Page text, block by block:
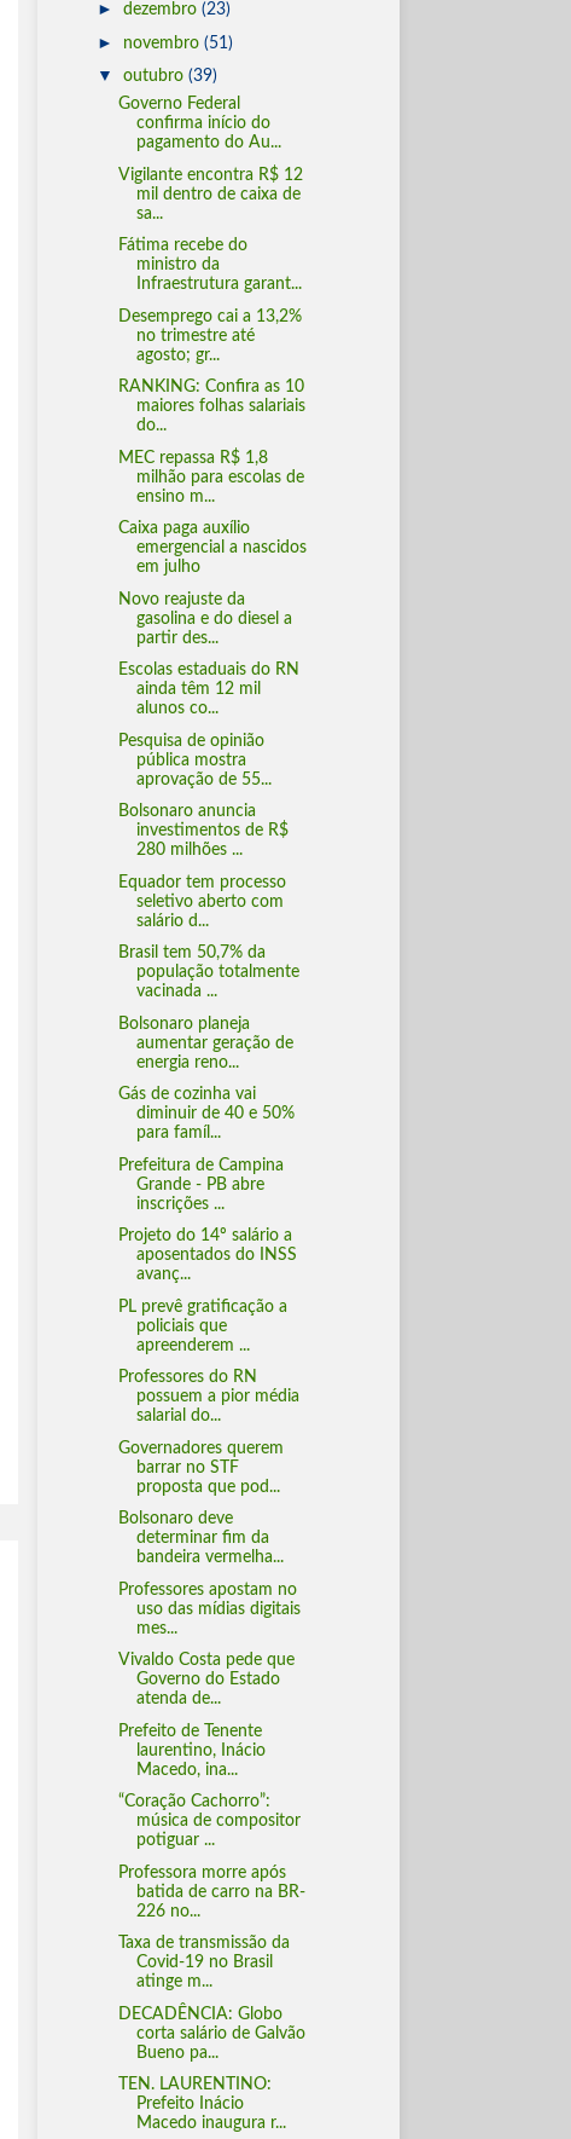
► dezembro (23)
► novembro (51)
▼ outubro (39)
Governo Federal
confirma início do
pagamento do Au...
Vigilante encontra R$ 12
mil dentro de caixa de
sa...
Fátima recebe do
ministro da
Infraestrutura garant...
Desemprego cai a 13,2%
no trimestre até
agosto; gr...
RANKING: Confira as 10
maiores folhas salariais
do...
MEC repassa R$ 1,8
milhão para escolas de
ensino m...
Caixa paga auxílio
emergencial a nascidos
em julho
Novo reajuste da
gasolina e do diesel a
partir des...
Escolas estaduais do RN
ainda têm 12 mil
alunos co...
Pesquisa de opinião
pública mostra
aprovação de 55...
Bolsonaro anuncia
investimentos de R$
280 milhões ...
Equador tem processo
seletivo aberto com
salário d...
Brasil tem 50,7% da
população totalmente
vacinada ...
Bolsonaro planeja
aumentar geração de
energia reno...
Gás de cozinha vai
diminuir de 40 e 50%
para famíl...
Prefeitura de Campina
Grande - PB abre
inscrições ...
Projeto do 14º salário a
aposentados do INSS
avanç...
PL prevê gratificação a
policiais que
apreenderem ...
Professores do RN
possuem a pior média
salarial do...
Governadores querem
barrar no STF
proposta que pod...
Bolsonaro deve
determinar fim da
bandeira vermelha...
Professores apostam no
uso das mídias digitais
mes...
Vivaldo Costa pede que
Governo do Estado
atenda de...
Prefeito de Tenente
laurentino, Inácio
Macedo, ina...
“Coração Cachorro”:
música de compositor
potiguar ...
Professora morre após
batida de carro na BR-
226 no...
Taxa de transmissão da
Covid-19 no Brasil
atinge m...
DECADÊNCIA: Globo
corta salário de Galvão
Bueno pa...
TEN. LAURENTINO:
Prefeito Inácio
Macedo inaugura r...